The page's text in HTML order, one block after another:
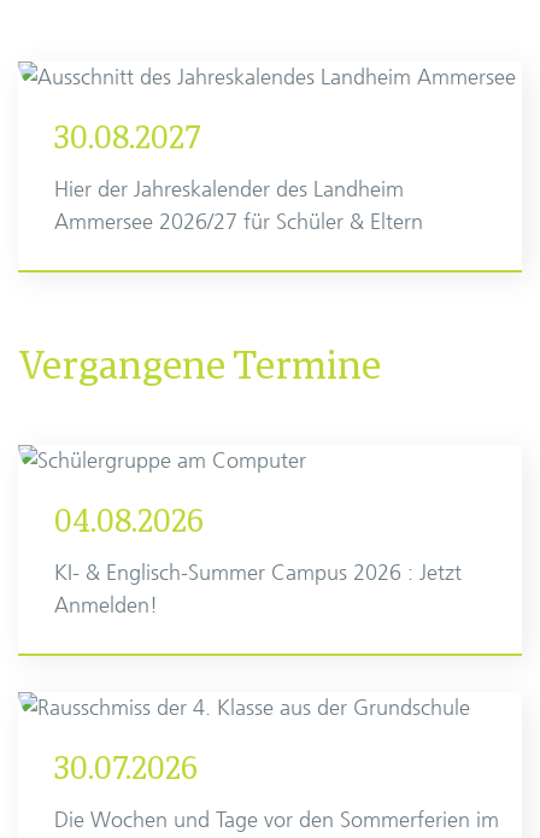
30.08.2027
Hier der Jahreskalender des Landheim
Ammersee 2026/27 für Schüler & Eltern
Vergangene Termine
04.08.2026
KI- & Englisch-Summer Campus 2026 : Jetzt
Anmelden!
30.07.2026
Die Wochen und Tage vor den Sommerferien im